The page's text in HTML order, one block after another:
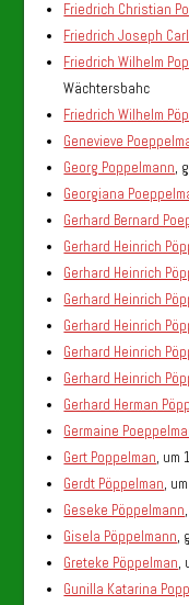
Friedrich Christian
Friedrich Joseph
Friedrich Wilhelm
Wächtersbahc
Friedrich Wilhelm
Genevieve
Georg Poppelmann,
Georgiana
Gerhard Bernard
Gerhard Heinrich
Gerhard Heinrich
Gerhard Heinrich
Gerhard Heinrich
Gerhard Heinrich
Gerhard Heinrich
Gerhard Herman
Germaine
Gert Poppelman, um
Gerdt Pöppelman,
Geseke Pöppelmann
Gisela Pöppelmann,
Greteke Pöppelman,
Gunilla Katarina